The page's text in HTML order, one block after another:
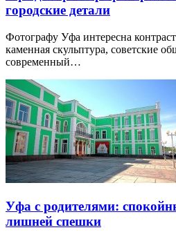
городские детали
Фотографу Уфа интересна
каменная скульптура, советские
современный…
Уфа с родителями:
лишней спешки